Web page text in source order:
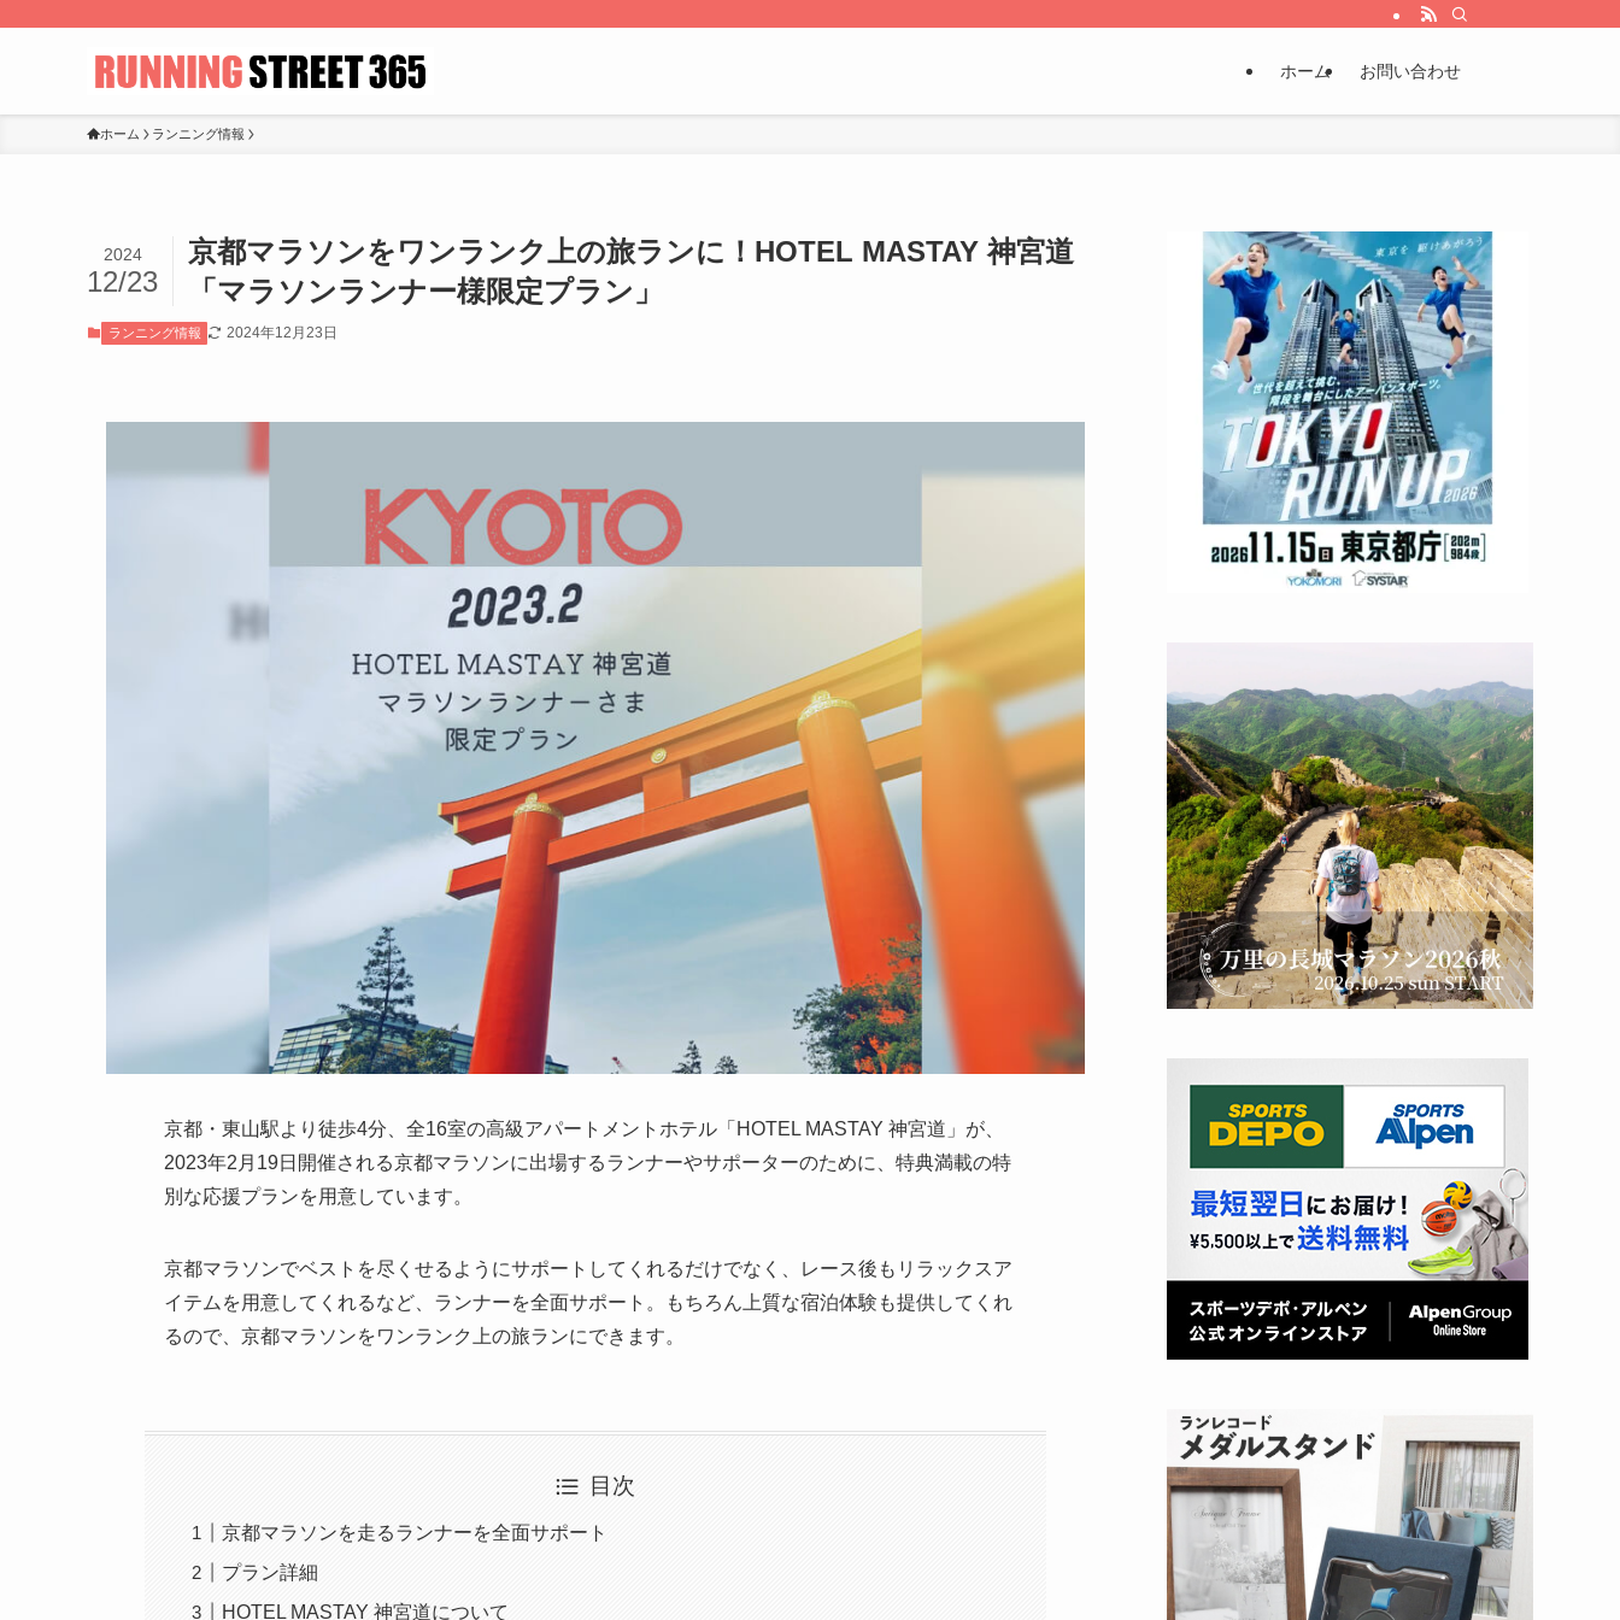
ホーム お問い合わせ
ホーム ランニング情報
京都マラソンをワンランク上の旅ランに！HOTEL MASTAY 神宮道
「マラソンランナー様限定プラン」
2024
12/23
ランニング情報 2024年12月23日
京都・東山駅より徒歩4分、全16室の高級アパートメントホテル「HOTEL MASTAY 神宮道」が、
2023年2月19日開催される京都マラソンに出場するランナーやサポーターのために、特典満載の特
別な応援プランを用意しています。
京都マラソンでベストを尽くせるようにサポートしてくれるだけでなく、レース後もリラックスア
イテムを用意してくれるなど、ランナーを全面サポート。もちろん上質な宿泊体験も提供してくれ
るので、京都マラソンをワンランク上の旅ランにできます。
目次
京都マラソンを走るランナーを全面サポート
プラン詳細
HOTEL MASTAY 神宮道について